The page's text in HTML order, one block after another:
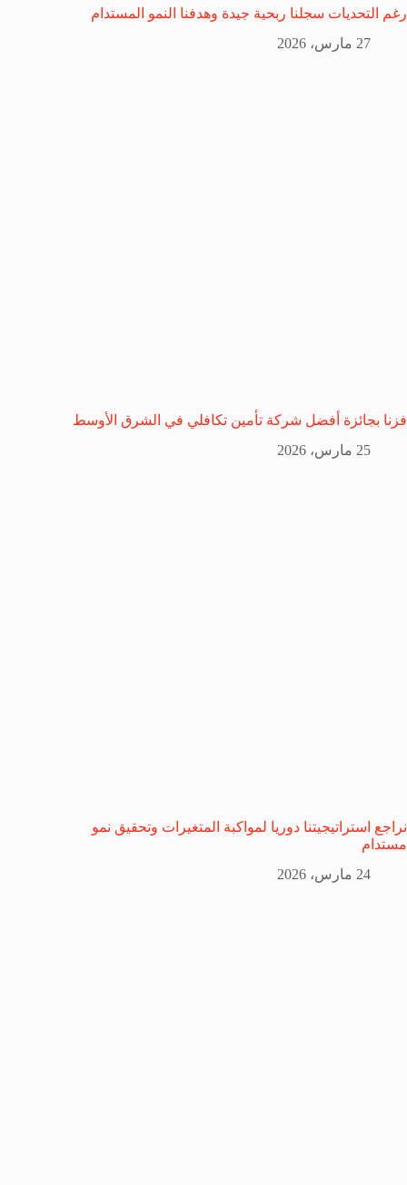
رغم التحديات سجلنا ربحية جيدة وهدفنا النمو المستدام
27 مارس، 2026
فزنا بجائزة أفضل شركة تأمين تكافلي في الشرق الأوسط
25 مارس، 2026
نراجع استراتيجيتنا دوريا لمواكبة المتغيرات وتحقيق نمو
مستدام
24 مارس، 2026